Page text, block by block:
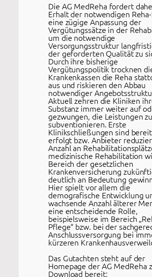
Die AG MedReha fordert
Erhalt der notwendigen
eine zügige Anpassung der
Vergütungssätze in der
um die notwendige
Versorgungsstruktur
der geforderten Qualität zu
Durch ihre bisherige
Vergütungspolitik trocknen
Krankenkassen die Reha
aus und riskieren den Abbau
notwendiger
Aktuell zehren die Kliniken
Substanz immer weiter auf
gezwungen, die Leistungen zu
subventionieren. Erste
Klinikschließungen sind
erfolgt bzw. Anbieter
Anzahl an
medizinische Rehabilitation
Bereich der gesetzlichen
Krankenversicherung
deutlich an Bedeutung
Hier spielt vor allem die
demografische Entwicklung
wachsende Anzahl älterer
eine entscheidende Rolle,
beispielsweise im Bereich
Pflege“ bzw. bei der
Anschlussversorgung bei
kürzeren
Das Gutachten steht auf der
Homepage der AG MedReha
Download bereit: